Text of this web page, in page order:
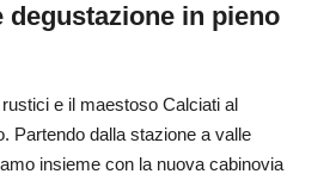
degustazione in pieno
e il maestoso Calciati al
Partendo dalla stazione a valle
insieme con la nuova cabinovia